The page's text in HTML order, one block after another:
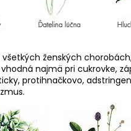
všetkých ženských
najmä pri cukrovke,
protihnačkovo,